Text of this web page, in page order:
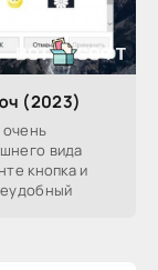
(2023)
очень
вида
кнопка и